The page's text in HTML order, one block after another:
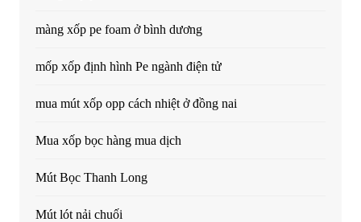
màng xốp pe foam ở bình dương
mốp xốp định hình Pe ngành điện tử
mua mút xốp opp cách nhiệt ở đồng nai
Mua xốp bọc hàng mua dịch
Mút Bọc Thanh Long
Mút lót nải chuối